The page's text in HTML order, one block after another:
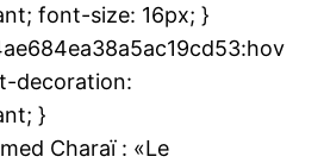
font-size: 16px; }
decoration:
}
Charaï : «Le